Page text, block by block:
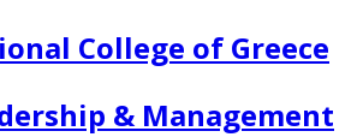
College of Greece
& Management